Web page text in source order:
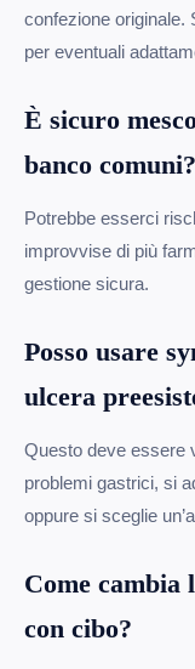
confezione originale.
per eventuali
È sicuro
banco comuni?
Potrebbe esserci
improvvise di più
gestione sicura.
Posso usare
ulcera
Questo deve essere
problemi gastrici, si
oppure si sceglie
Come cambia
con cibo?